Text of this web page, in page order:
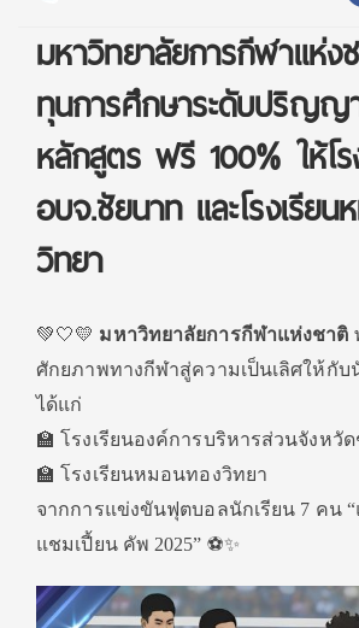
มหาวิทยาลัยการกีฬาแห่
ทุนการศึกษาระดับปริญญ
หลักสูตร ฟรี 100% ให้โร
อบจ.ชัยนาท และโรงเรีย
วิทยา
💚🤍💛 มหาวิทยาลัยการกีฬาแห่งชาติ
ศักยภาพทางกีฬาสู่ความเป็นเลิศให้กับ
ได้แก่
🏫 โรงเรียนองค์การบริหารส่วนจังหวั
🏫 โรงเรียนหมอนทองวิทยา
จากการแข่งขันฟุตบอลนักเรียน 7 คน
แชมเปี้ยน คัพ 2025” ⚽️✨